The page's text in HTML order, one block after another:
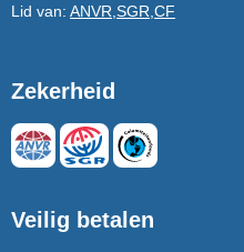
Lid van: ANVR,SGR,CF
Zekerheid
Veilig betalen